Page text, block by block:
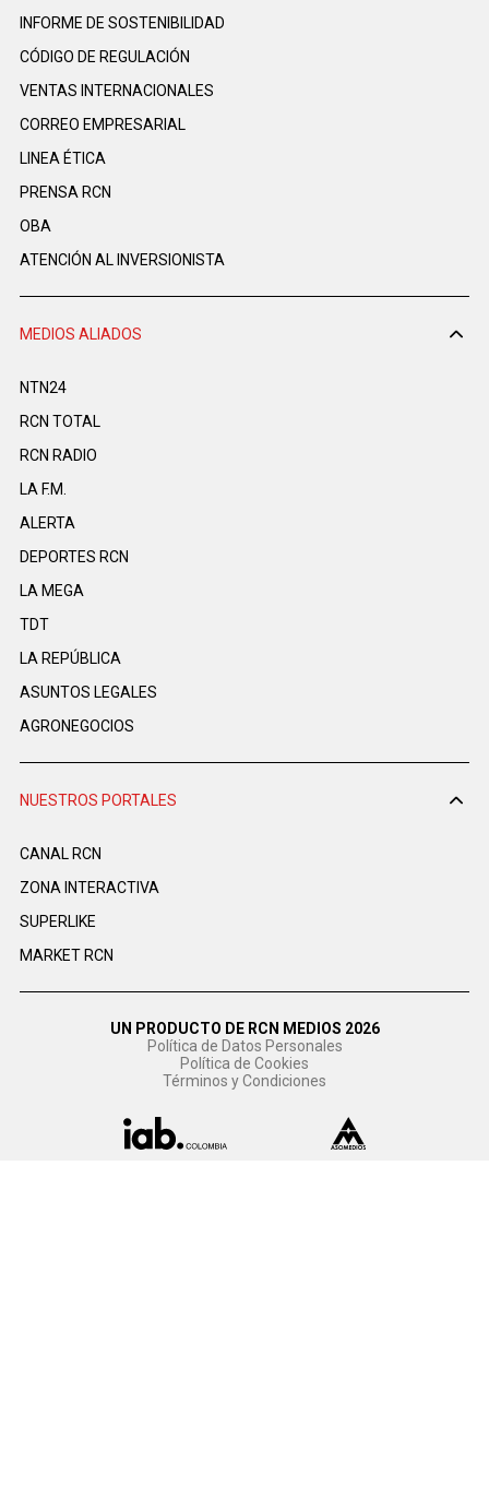
INFORME DE SOSTENIBILIDAD
CÓDIGO DE REGULACIÓN
VENTAS INTERNACIONALES
CORREO EMPRESARIAL
LINEA ÉTICA
PRENSA RCN
OBA
ATENCIÓN AL INVERSIONISTA
MEDIOS ALIADOS
NTN24
RCN TOTAL
RCN RADIO
LA F.M.
ALERTA
DEPORTES RCN
LA MEGA
TDT
LA REPÚBLICA
ASUNTOS LEGALES
AGRONEGOCIOS
NUESTROS PORTALES
CANAL RCN
ZONA INTERACTIVA
SUPERLIKE
MARKET RCN
UN PRODUCTO DE RCN MEDIOS 2026
Política de Datos Personales
Política de Cookies
Términos y Condiciones